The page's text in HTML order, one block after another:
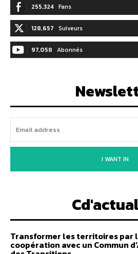
255,324 Fans
128,657 Suiveurs
97,058 Abonnés
I WANT IN
Transformer les territoires par
coopération avec un Commun